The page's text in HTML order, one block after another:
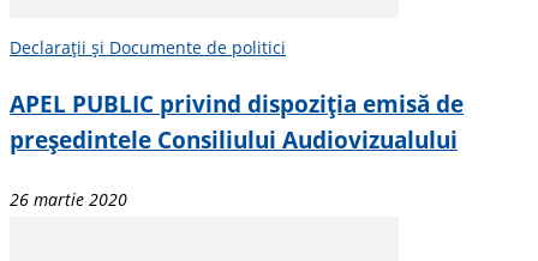
Declarații și Documente de politici
APEL PUBLIC privind dispoziția emisă de
președintele Consiliului Audiovizualului
26 martie 2020